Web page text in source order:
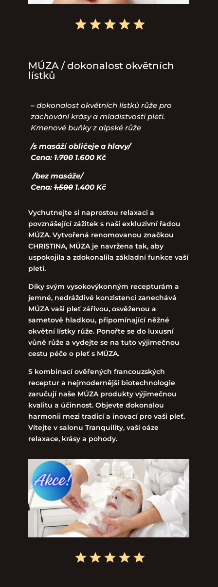
MÚZA / dokonalost okvětních
lístků
– dokonalost okvětních lístků růže pro
zachování krásy a mladistvosti pleti.
Kmenové buňky z alpské růže
/s masáží obličeje a hlavy/
Cena:1.7001.600 Kč
/bez masáže/
Cena:1.5001.400 Kč
Vychutnejte si naprostou relaxaci a
povznášející zážitek s naší exkluzivní řadou
MÚZA. Vytvořená renomovanou značkou
CHRISTINA, MÚZA je navržena tak, aby
uspokojila a zdokonalila základní funkce vaší
pleti.
Díky svým vysokovýkonným recepturám a
jemné, nedráždivé konzistenci zanechává
MÚZA vaši pleť zářivou, osvěženou a
sametově hladkou, připomínající něžné
okvětní lístky růže. Ponořte se do luxusní
vůně růže a vydejte se na tuto výjimečnou
cestu péče o pleť s MÚZA.
S kombinací ověřených francouzských
receptur a nejmodernější biotechnologie
zaručují naše MÚZA produkty výjimečnou
kvalitu a účinnost. Objevte dokonalou
harmonii mezi tradicí a inovací pro vaši pleť.
Vítejte v salonu Tranquility, vaší oáze
relaxace, krásy a pohody.